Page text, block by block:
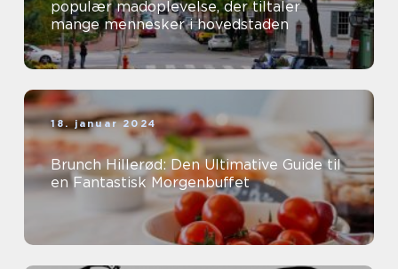
populær madoplevelse, der tiltaler
mange mennesker i hovedstaden
18. januar 2024
Brunch Hillerød: Den Ultimative Guide til
en Fantastisk Morgenbuffet